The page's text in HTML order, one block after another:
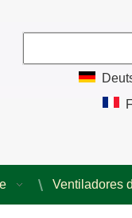
Ventiladores